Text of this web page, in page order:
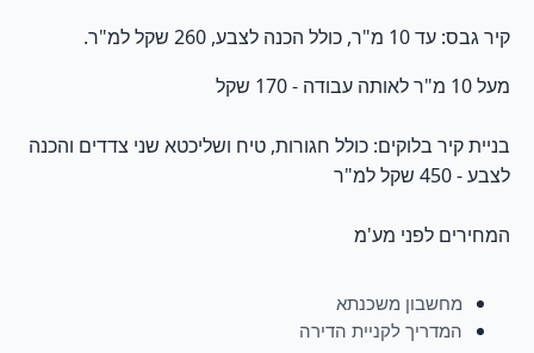
קיר גבס: עד 10 מ"ר, כולל הכנה לצבע, 260 שקל למ"ר.
מעל 10 מ"ר לאותה עבודה - 170 שקל
בניית קיר בלוקים: כולל חגורות, טיח ושליכטא שני צדדים והכנה
לצבע - 450 שקל למ"ר
המחירים לפני מע'מ
מחשבון משכנתא
המדריך לקניית הדירה